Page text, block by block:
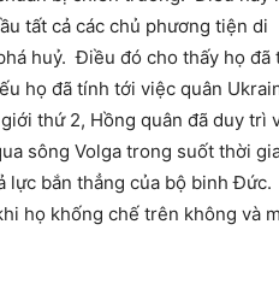
tất cả các chủ phương tiện di
huỷ. Điều đó cho thấy họ đã
họ đã tính tới việc quân
thứ 2, Hồng quân đã duy trì
sông Volga trong suốt thời
lực bắn thẳng của bộ binh Đức.
họ khống chế trên không và